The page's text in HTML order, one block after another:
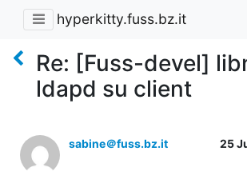
hyperkitty.fuss.bz.it
Re: [Fuss-devel]
ldapd su client
sabine＠fuss.bz.it 25